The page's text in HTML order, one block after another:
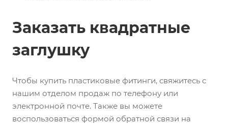
Заказать квадратные
заглушку
Чтобы купить пластиковые фитинги, свяжитесь с
нашим отделом продаж по телефону или
электронной почте. Также вы можете
воспользоваться формой обратной связи на